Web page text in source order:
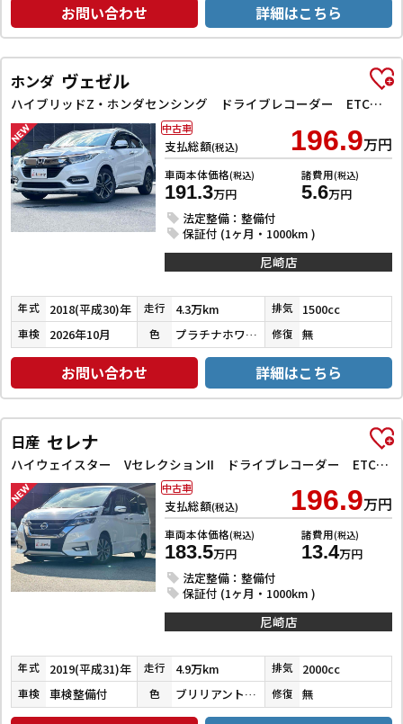
お問い合わせ 詳細はこちら
ホンダ ヴェゼル
ハイブリッドZ・ホンダセンシング ドライブレコーダー ETC バックカメラ オートクルーズコントロール レーンアシスト 衝突被害軽減システム ナビ TV オートライト LEDヘッドランプ アルミホイール スマートキー 電動格納ミラー
支払総額(税込) 196.9万円
車両本体価格(税込)
191.3万円
諸費用(税込)
5.6万円
法定整備：整備付
保証付 (1ヶ月・1000km )
中古車
尼崎店
年式 2018(平成30)年 走行 4.3万km 排気 1500cc
車検 2026年10月 色 プラチナホワイトパール 修復 無
お問い合わせ 詳細はこちら
日産 セレナ
ハイウェイスター VセレクションII ドライブレコーダー ETC バックカメラ サイドカメラ ナビ TV クリアランスソナー オートクルーズコントロール パークアシスト 衝突被害軽減システム 両側電動スライドドア オートライト
支払総額(税込) 196.9万円
車両本体価格(税込)
183.5万円
諸費用(税込)
13.4万円
法定整備：整備付
保証付 (1ヶ月・1000km )
中古車
尼崎店
年式 2019(平成31)年 走行 4.9万km 排気 2000cc
車検 車検整備付 色 ブリリアントホワイトパール３コートパール 修復 無